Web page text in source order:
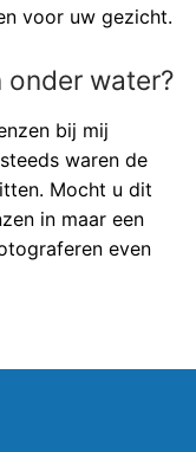
voor uw gezicht.
onder water?
bij mij
waren de
Mocht u dit
in maar een
even